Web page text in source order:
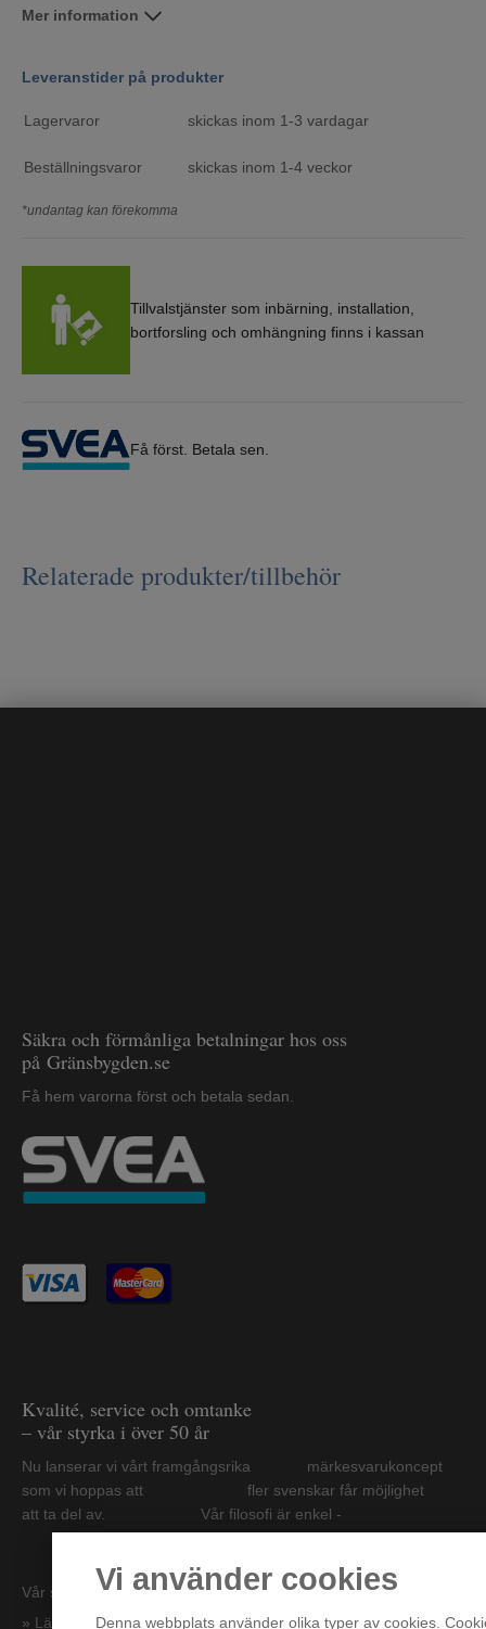
Vi använder cookies
Denna webbplats använder olika typer av cookies.
Mer information
Leveranstider på produkter
Lagervaror skickas inom 1-3 vardagar
Beställningsvaror skickas inom 1-4 veckor
*undantag kan förekomma
Tillvalstjänster som inbärning, installation,
bortforsling och omhängning finns i kassan
Få först. Betala sen.
Relaterade produkter/tillbehör
Säkra och förmånliga betalningar hos oss
på Gränsbygden.se
Få hem varorna först och betala sedan.
Kvalité, service och omtanke
– vår styrka i över 50 år
Nu lanserar vi vårt framgångsrika märkesvarukoncept
som vi hoppas att fler svenskar får möjlighet
att ta del av. Vår filosofi är enkel -
bra produkter till konkurrenskraftiga priser.
Vår styrka och framgång i över 50 år!
» Läs mer om Gränsbygden